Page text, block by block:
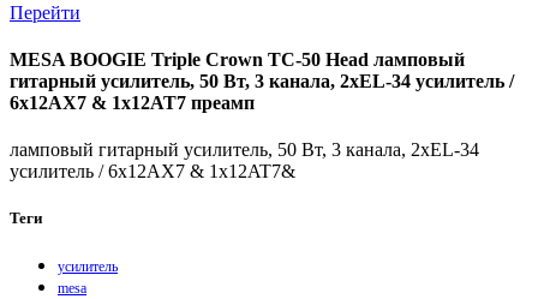
Перейти
MESA BOOGIE Triple Crown TC-50 Head ламповый
гитарный усилитель, 50 Вт, 3 канала, 2xEL-34 усилитель /
6x12AX7 & 1x12AT7 преамп
ламповый гитарный усилитель, 50 Вт, 3 канала, 2xEL-34
усилитель / 6x12AX7 & 1x12AT7&
Теги
усилитель
mesa